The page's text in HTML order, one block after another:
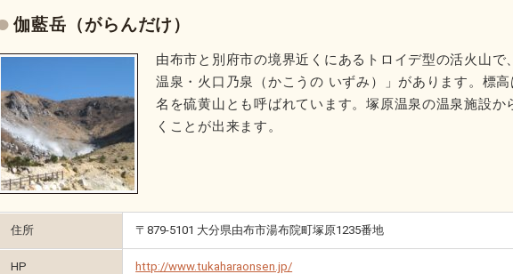
伽藍岳（がらんだけ）
由布市と別府市の境界近くにあるトロイデ型の活火山で
温泉・火口乃泉（かこうの いずみ）」があります。標高
名を硫黄山とも呼ばれています。塚原温泉の温泉施設か
くことが出来ます。
住所 〒879-5101 大分県由布市湯布院町塚原1235番地
HP http://www.tukaharaonsen.jp/